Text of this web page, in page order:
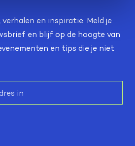
en inspiratie. Meld je
en blijf op de hoogte van
en tips die je niet